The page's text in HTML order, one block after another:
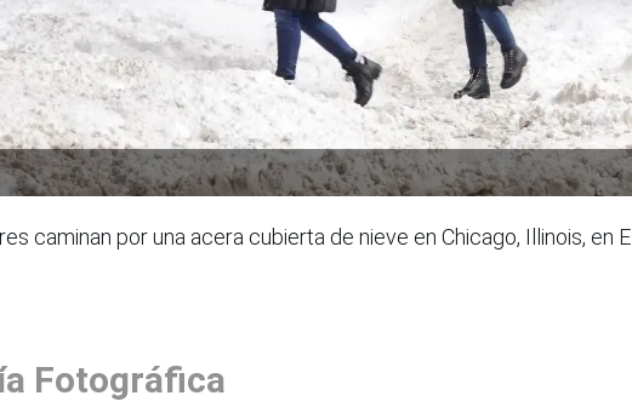
caminan por una acera cubierta de nieve en Chicago, Illinois, en
Fotográfica